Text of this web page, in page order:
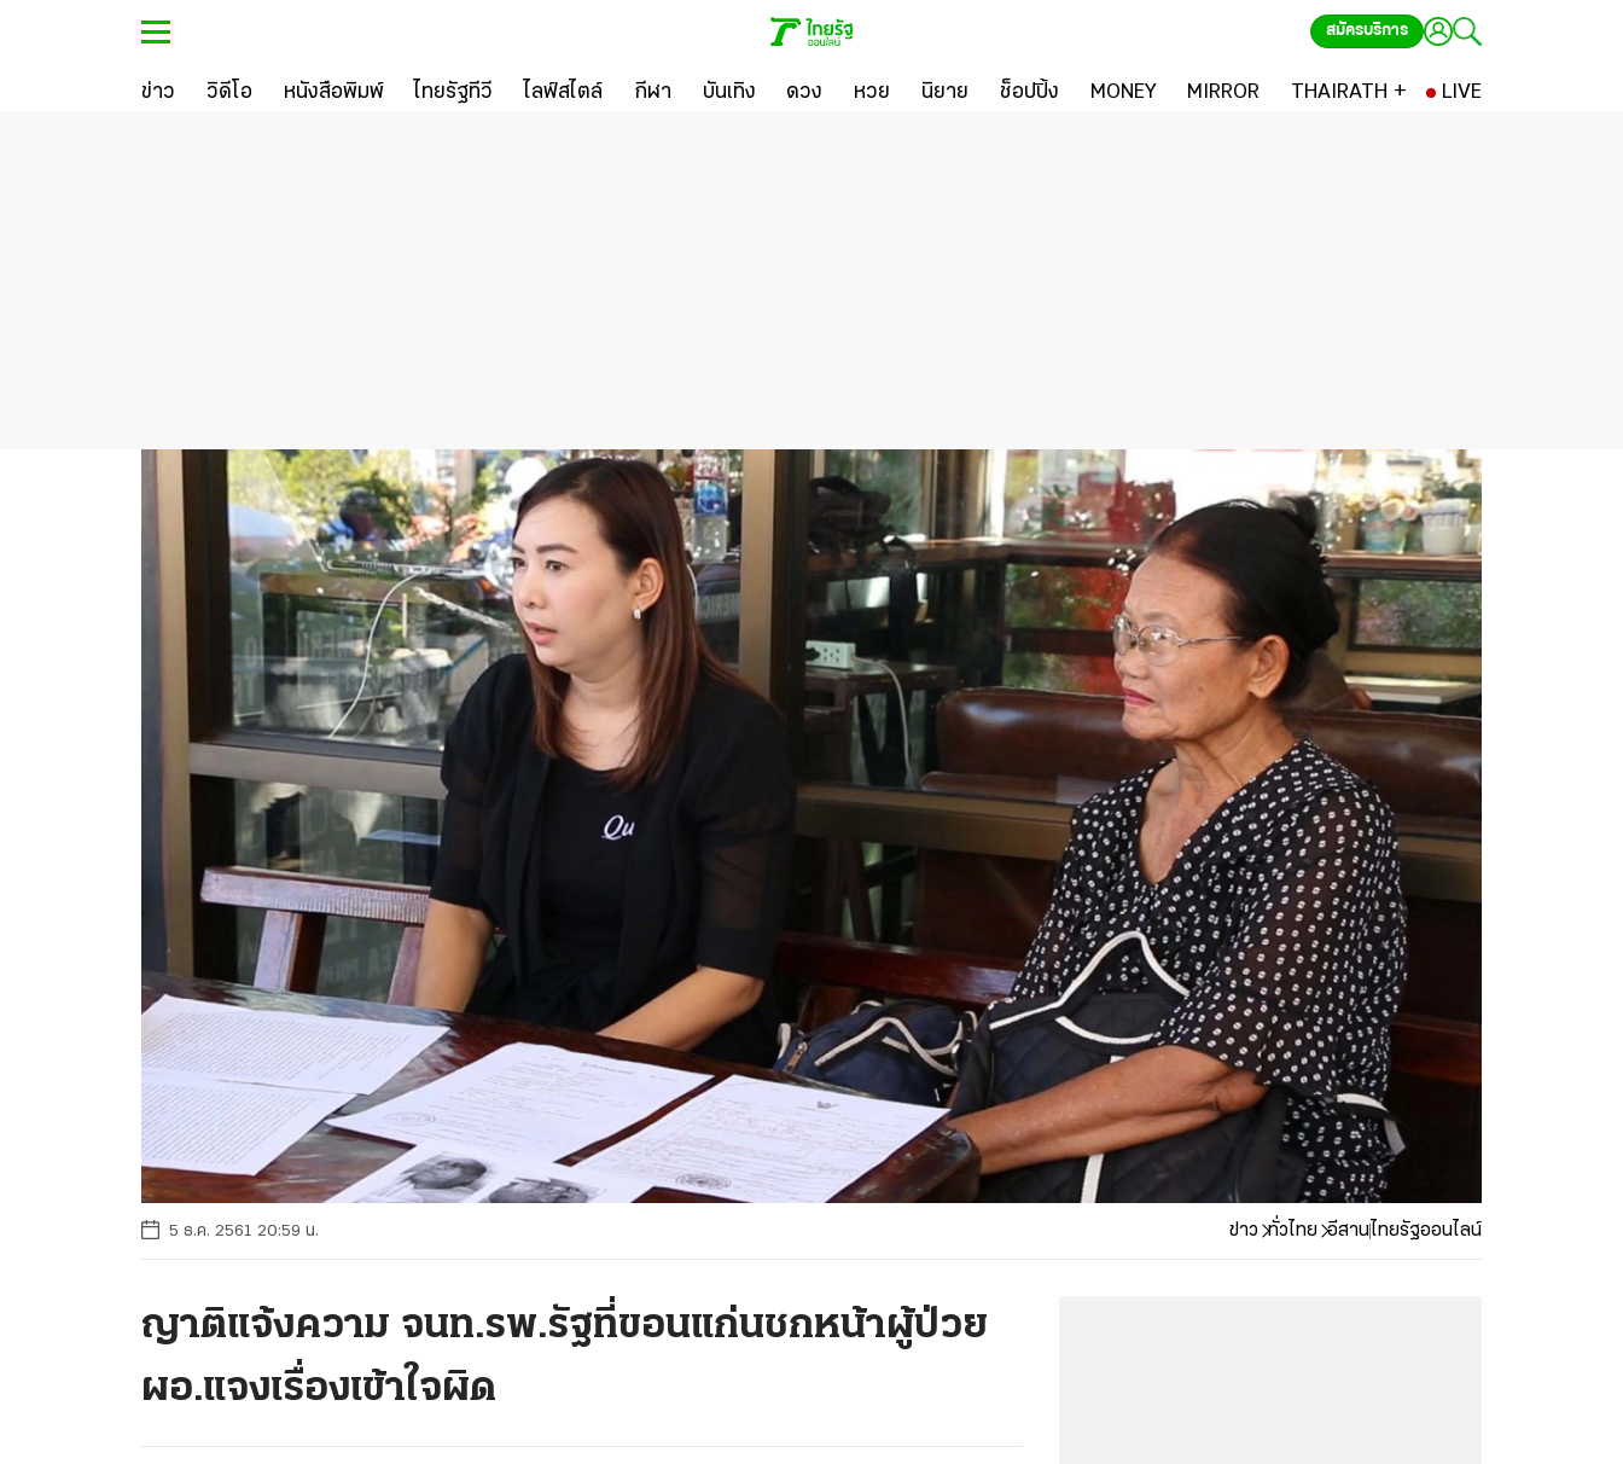
สมัครบริการ
ข่าว วิดีโอ หนังสือพิมพ์ ไทยรัฐทีวี ไลฟ์สไตล์ กีฬา บันเทิง ดวง หวย นิยาย ช็อปปิ้ง MONEY MIRROR THAIRATH + LIVE
5 ธ.ค. 2561 20:59 น. ข่าว ทั่วไทย อีสานไทยรัฐออนไลน์
ญาติแจ้งความ จนท.รพ.รัฐที่ขอนแก่นชกหน้าผู้ป่วย
ผอ.แจงเรื่องเข้าใจผิด